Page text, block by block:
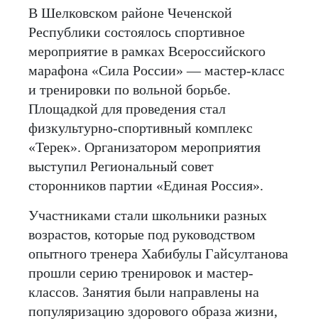
В Шелковском районе Чеченской
Республики состоялось спортивное
мероприятие в рамках Всероссийского
марафона «Сила России» — мастер-класс
и тренировки по вольной борьбе.
Площадкой для проведения стал
физкультурно-спортивный комплекс
«Терек». Организатором мероприятия
выступил Региональный совет
сторонников партии «Единая Россия».
Участниками стали школьники разных
возрастов, которые под руководством
опытного тренера Хабибулы Гайсултанова
прошли серию тренировок и мастер-
классов. Занятия были направлены на
популяризацию здорового образа жизни,